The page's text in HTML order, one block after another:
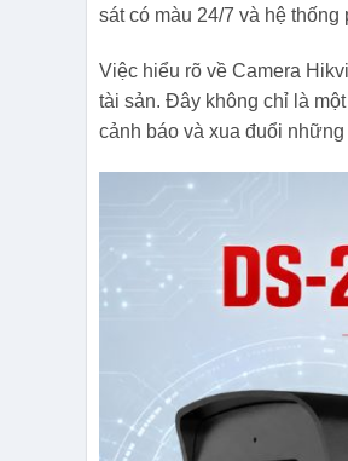
sát có màu 24/7 và hệ
Việc hiểu rõ về Camera
tài sản. Đây không chỉ là
cảnh báo và xua đuổi